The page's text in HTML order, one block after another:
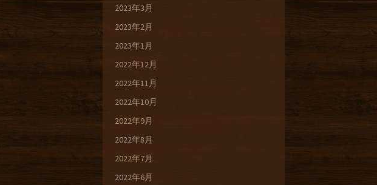
2023年3月
2023年2月
2023年1月
2022年12月
2022年11月
2022年10月
2022年9月
2022年8月
2022年7月
2022年6月